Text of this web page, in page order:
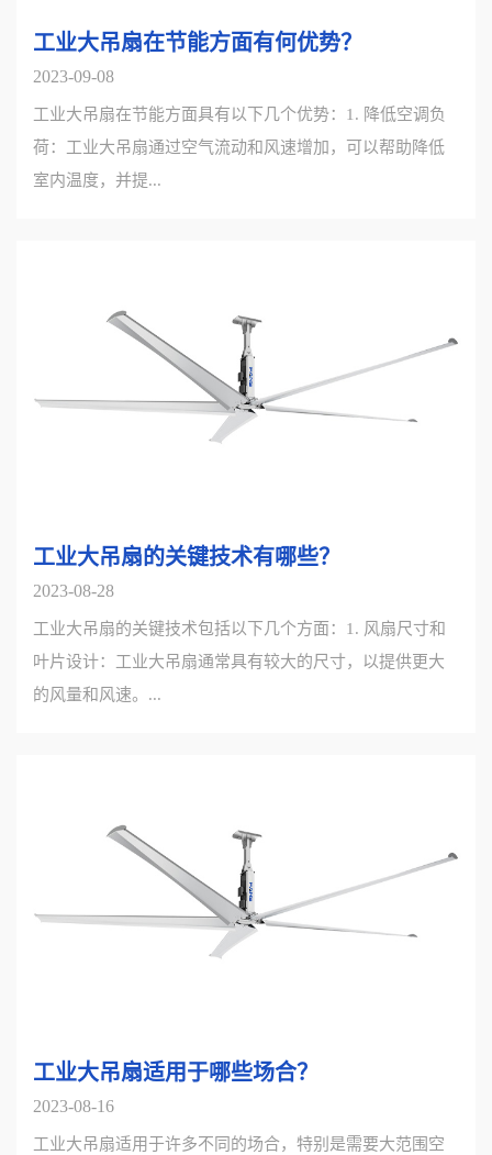
工业大吊扇在节能方面有何优势？
2023-09-08
工业大吊扇在节能方面具有以下几个优势：1. 降低空调负
荷：工业大吊扇通过空气流动和风速增加，可以帮助降低
室内温度，并提...
工业大吊扇的关键技术有哪些？
2023-08-28
工业大吊扇的关键技术包括以下几个方面：1. 风扇尺寸和
叶片设计：工业大吊扇通常具有较大的尺寸，以提供更大
的风量和风速。...
工业大吊扇适用于哪些场合？
2023-08-16
工业大吊扇适用于许多不同的场合，特别是需要大范围空